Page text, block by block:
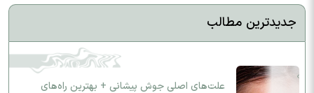
جدیدترین مطالب
علت‌های اصلی جوش پیشانی + بهترین راه‌های